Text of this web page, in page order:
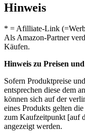
Hinweis
* = Afilliate-Link
Als Amazon-Partner
Käufen.
Hinweis zu Preisen
Sofern Produktpreise
entsprechen diese dem
können sich auf der
eines Produkts gelten
zum Kaufzeitpunkt [auf
angezeigt werden.